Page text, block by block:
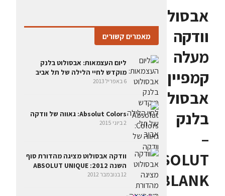
אבסולוט
וודקה
מעלה
קמפיין
אבסולוט
בלנק
–
ABSOLUT
BLANK
מאמרים קשורים
ליום העצמאות: אבסולוט בלנק
מוקדש לחיי הלילה של תל אביב
6 באפריל 2013
Absolut Colors: גאווה של וודקה
2 ביוני 2015
וודקה אבסולוט מציגה מהדורת סוף
השנה 2012: ABSOLUT UNIQUE
12 בנובמבר 2012